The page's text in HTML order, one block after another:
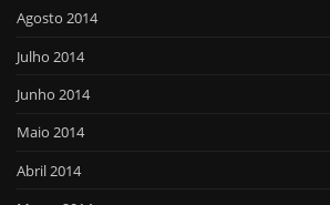
Agosto 2014
Julho 2014
Junho 2014
Maio 2014
Abril 2014